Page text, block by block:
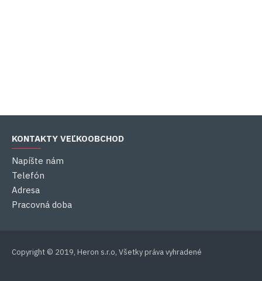
KONTAKTY VEĽKOOBCHOD
Napíšte nám
Telefón
Adresa
Pracovná doba
Copyright © 2019, Heron s.r.o, Všetky práva vyhradené